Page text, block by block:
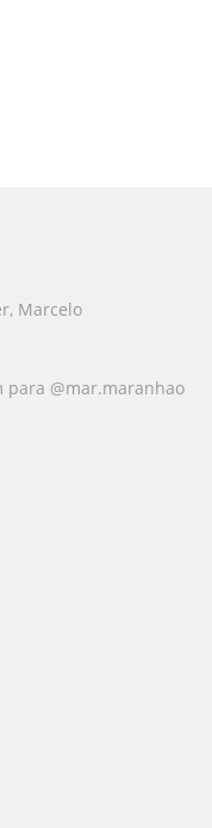
Marcelo
para @mar.maranhao